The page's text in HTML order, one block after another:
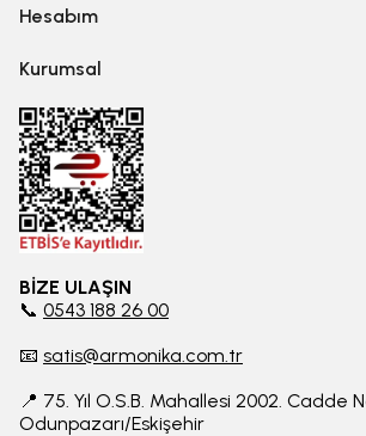
Hesabım
Kurumsal
BİZE ULAŞIN
📞 0543 188 26 00
📧 satis@armonika.com.tr
📍 75. Yıl O.S.B. Mahallesi 2002. Cadde
Odunpazarı/Eskişehir